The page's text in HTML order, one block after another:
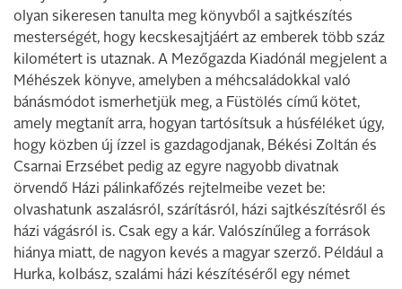
olyan sikeresen tanulta meg könyvből a sajtkészítés
mesterségét, hogy kecskesajtjáért az emberek több száz
kilométert is utaznak. A Mezőgazda Kiadónál megjelent a
Méhészek könyve, amelyben a méhcsaládokkal való
bánásmódot ismerhetjük meg, a Füstölés című kötet,
amely megtanít arra, hogyan tartósítsuk a húsféléket úgy,
hogy közben új ízzel is gazdagodjanak, Békési Zoltán és
Csarnai Erzsébet pedig az egyre nagyobb divatnak
örvendő Házi pálinkafőzés rejtelmeibe vezet be:
olvashatunk aszalásról, szárításról, házi sajtkészítésről és
házi vágásról is. Csak egy a kár. Valószínűleg a források
hiánya miatt, de nagyon kevés a magyar szerző. Például a
Hurka, kolbász, szalámi házi készítéséről egy német